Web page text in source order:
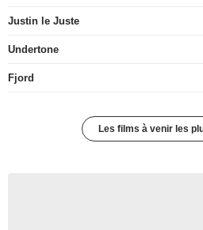
Justin le Juste
Undertone
Fjord
Les films à venir les